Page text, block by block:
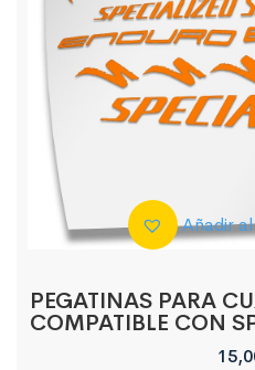
Añadir
PEGATINAS PARA
COMPATIBLE CON